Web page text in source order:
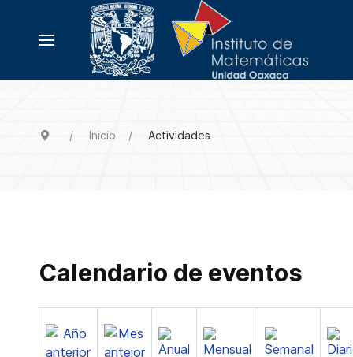
Inicio Actividades
Calendario de eventos